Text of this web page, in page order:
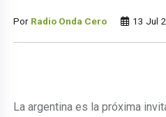
Por Radio Onda Cero 13 Jul
La argentina es la próxima